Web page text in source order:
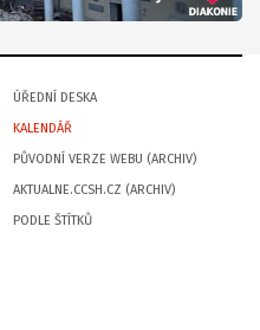
ÚŘEDNÍ DESKA
KALENDÁŘ
PŮVODNÍ VERZE WEBU (ARCHIV)
AKTUALNE.CCSH.CZ (ARCHIV)
PODLE ŠTÍTKŮ